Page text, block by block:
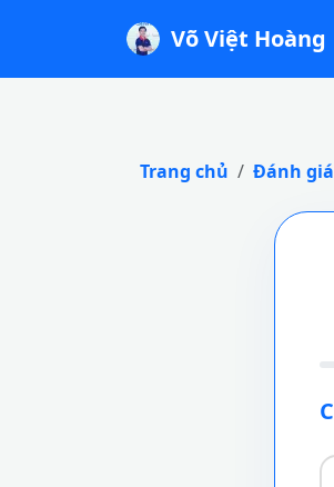
Võ Việt Hoàng
Trang chủ Đánh